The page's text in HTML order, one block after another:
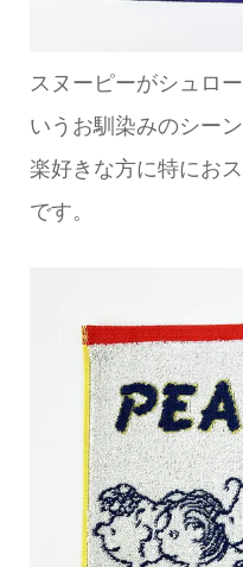
スヌーピーがシュロ
いうお馴染みのシー
楽好きな方に特にお
です。